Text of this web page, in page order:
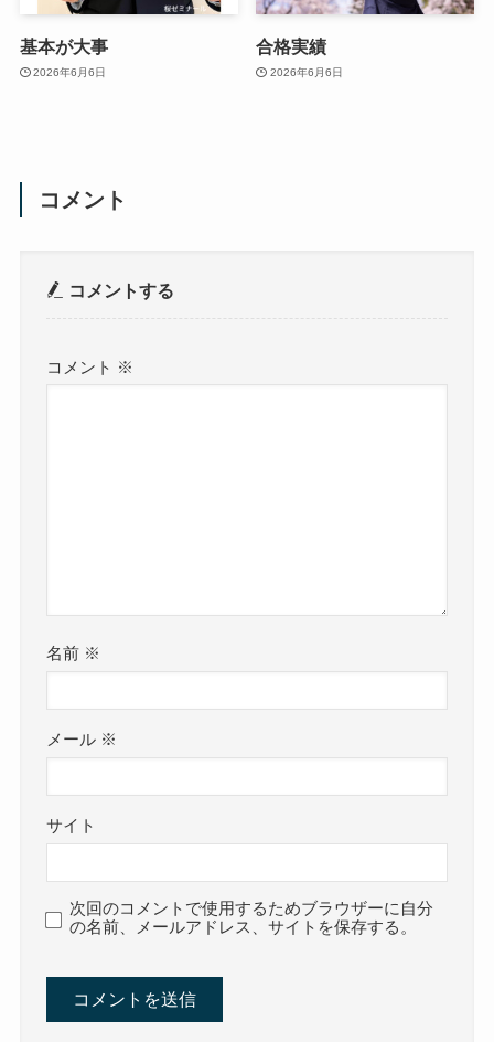
基本が大事
2026年6月6日
合格実績
2026年6月6日
コメント
コメントする
コメント ※
名前 ※
メール ※
サイト
次回のコメントで使用するためブラウザーに自分
の名前、メールアドレス、サイトを保存する。